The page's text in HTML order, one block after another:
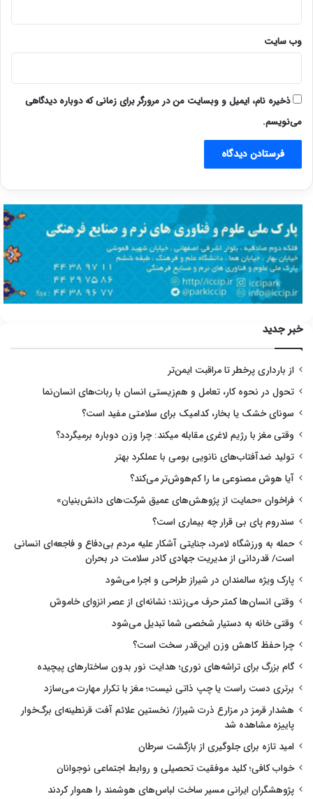
وب‌ سایت
ذخیره نام، ایمیل و وبسایت من در مرورگر برای زمانی که دوباره دیدگاهی
می‌نویسم.
خبر جدید
از بارداری پرخطر تا مراقبت ایمن‌تر
تحول در نحوه کار، تعامل و هم‌زیستی انسان با ربات‌های انسان‌نما
سونای خشک یا بخار، کدامیک برای سلامتی مفید است؟
وقتی مغز با رژیم لاغری مقابله میکند: چرا وزن دوباره برمیگردد؟
تولید ضدآفتاب‌های نانویی بومی با عملکرد بهتر
آیا هوش مصنوعی ما را کم‌هوش‌تر می‌کند؟
فراخوان «حمایت از پژوهش‌های عمیق شرکت‌های دانش‌بنیان»
سندروم پای بی قرار چه بیماری است؟
حمله به ورزشگاه لامرد، جنایتی آشکار علیه مردم بی‌دفاع و فاجعه‌ای انسانی
است/ قدردانی از مدیریت جهادی کادر سلامت در بحران
پارک ویژه سالمندان در شیراز طراحی و اجرا می‌شود
وقتی انسان‌ها کمتر حرف می‌زنند؛ نشانه‌ای از عصر انزوای خاموش
وقتی خانه به دستیار شخصی شما تبدیل می‌شود
چرا حفظ کاهش وزن این‌قدر سخت است؟
گام بزرگ برای تراشه‌های نوری؛ هدایت نور بدون ساختارهای پیچیده
برتری دست راست یا چپ ذاتی نیست؛ مغز با تکرار مهارت می‌سازد
هشدار قرمز در مزارع ذرت شیراز/ نخستین علائم آفت قرنطینه‌ای برگ‌خوار
پاییزه مشاهده شد
امید تازه برای جلوگیری از بازگشت سرطان
خواب کافی؛ کلید موفقیت تحصیلی و روابط اجتماعی نوجوانان
پژوهشگران ایرانی مسیر ساخت لباس‌های هوشمند را هموار کردند